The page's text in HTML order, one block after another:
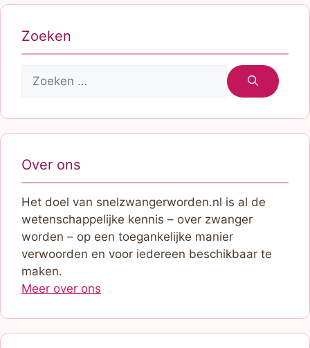
Zoeken
naar:
Over ons
Het doel van snelzwangerworden.nl is al de
wetenschappelijke kennis – over zwanger
worden – op een toegankelijke manier
verwoorden en voor iedereen beschikbaar te
maken.
Meer over ons